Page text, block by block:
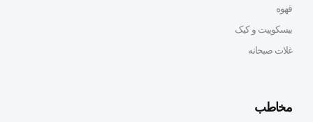
قهوه
بیسکوییت و کیک
غلات صبحانه
مخاطب